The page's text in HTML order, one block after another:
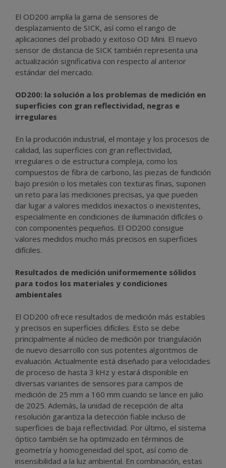
El OD200 amplía la gama de sensores de
desplazamiento de SICK, así como el rango de
aplicaciones del probado y exitoso OD Mini. El nuevo
sensor de distancia de SICK también representa una
actualización significativa con respecto al anterior
estándar del mercado.
OD200: la solución a los problemas de medición en
superficies con gran reflectividad, negras e
irregulares
En la producción industrial, el montaje y los procesos de
calidad, las superficies con gran reflectividad,
irregulares o de estructura compleja, como los
compuestos de fibra de carbono, las piezas de fundición
bajo presión o los metales con texturas finas, suponen
un reto para las mediciones precisas, ya que pueden
dar lugar a valores medidos inexactos o inexistentes,
especialmente en condiciones de iluminación difíciles o
con componentes pequeños. El OD200 consigue
valores medidos mucho más precisos en superficies
difíciles.
Resultados de medición uniformemente sólidos
para todos los materiales y condiciones
ambientales
El OD200 ofrece resultados de medición más estables
y precisos en superficies difíciles. Esto se debe
principalmente al núcleo de medición por triangulación
de nuevo desarrollo con sus potentes algoritmos de
evaluación. Actualmente está diseñado para velocidades
de proceso de hasta 3 kHz y estará disponible en
diversas variantes de sensores para campos de
medición de 25 mm a 160 mm cuando se lance en julio
de 2025. Además, la unidad de recepción de alta
resolución garantiza la detección fiable incluso de
superficies de baja reflectividad. Por último, el sistema
óptico también se ha optimizado en términos de
geometría y homogeneidad del spot, así como de
insensibilidad a la luz ambiental. En combinación, estas